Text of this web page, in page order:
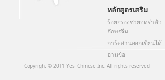
หลักสูตรเสริม
ร้อยกรองช่วยจดจำตัว
อักษรจีน
การ์ดอ่านออกเขียนได้
อ่านข้อ
Copyright © 2011 Yes! Chinese Inc. All rights reserved.